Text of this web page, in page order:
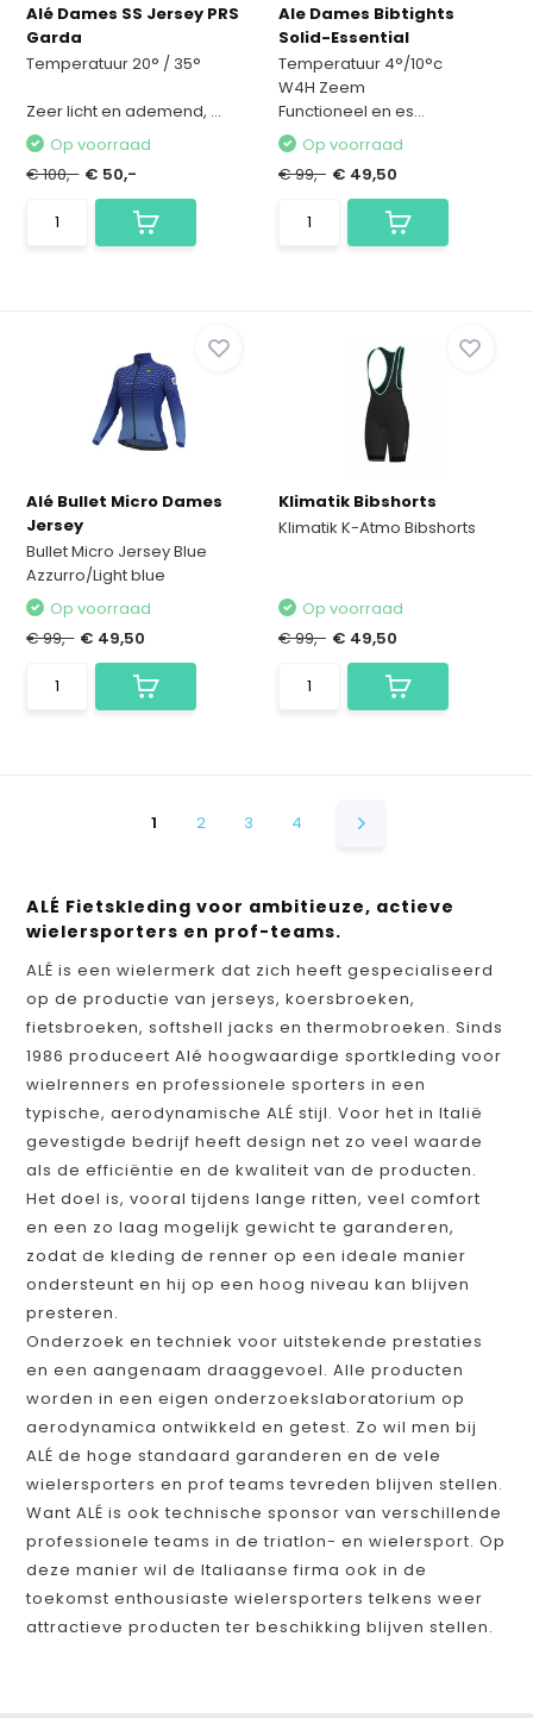
Alé Dames SS Jersey PRS
Garda
Temperatuur 20° / 35°
Zeer licht en ademend, ...
Op voorraad
€ 100,- € 50,-
Ale Dames Bibtights
Solid-Essential
Temperatuur 4°/10°c
W4H Zeem
Functioneel en es...
Op voorraad
€ 99,- € 49,50
Alé Bullet Micro Dames
Jersey
Bullet Micro Jersey Blue
Azzurro/Light blue
Op voorraad
€ 99,- € 49,50
Klimatik Bibshorts
Klimatik K-Atmo Bibshorts
Op voorraad
€ 99,- € 49,50
1 2 3 4
ALÉ Fietskleding voor ambitieuze, actieve
wielersporters en prof-teams.
ALÉ is een wielermerk dat zich heeft gespecialiseerd
op de productie van jerseys, koersbroeken,
fietsbroeken, softshell jacks en thermobroeken. Sinds
1986 produceert Alé hoogwaardige sportkleding voor
wielrenners en professionele sporters in een
typische, aerodynamische ALÉ stijl. Voor het in Italië
gevestigde bedrijf heeft design net zo veel waarde
als de efficiëntie en de kwaliteit van de producten.
Het doel is, vooral tijdens lange ritten, veel comfort
en een zo laag mogelijk gewicht te garanderen,
zodat de kleding de renner op een ideale manier
ondersteunt en hij op een hoog niveau kan blijven
presteren.
Onderzoek en techniek voor uitstekende prestaties
en een aangenaam draaggevoel. Alle producten
worden in een eigen onderzoekslaboratorium op
aerodynamica ontwikkeld en getest. Zo wil men bij
ALÉ de hoge standaard garanderen en de vele
wielersporters en prof teams tevreden blijven stellen.
Want ALÉ is ook technische sponsor van verschillende
professionele teams in de triatlon- en wielersport. Op
deze manier wil de Italiaanse firma ook in de
toekomst enthousiaste wielersporters telkens weer
attractieve producten ter beschikking blijven stellen.